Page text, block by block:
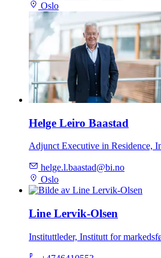
Oslo
Helge Leiro Baastad
Adjunct Executive in Residence,
helge.l.baastad@bi.no
Oslo
Line Lervik-Olsen
Instituttleder, Institutt for